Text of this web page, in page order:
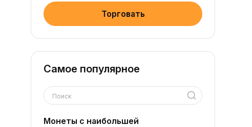
Торговать
Самое популярное
Поиск
Монеты с наибольшей